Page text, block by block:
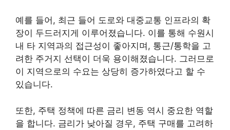
예를 들어, 최근 들어 도로와 대중교통 인프라의 확
장이 두드러지게 이루어졌습니다. 이를 통해 수원시
내 타 지역과의 접근성이 좋아지며, 통근/통학을 고
려한 주거지 선택이 더욱 용이해졌습니다. 그러므로
이 지역으로의 수요는 상당히 증가하였다고 할 수
있습니다.
또한, 주택 정책에 따른 금리 변동 역시 중요한 역할
을 합니다. 금리가 낮아질 경우, 주택 구매를 고려하